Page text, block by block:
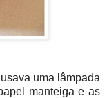
uma lâmpada
manteiga e as